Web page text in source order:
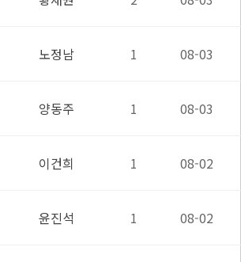
노정남 1 08-03
양동주 1 08-03
이건희 1 08-02
윤진석 1 08-02